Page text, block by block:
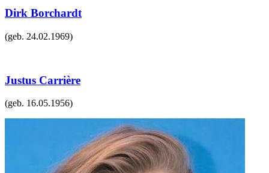
Dirk Borchardt
(geb. 24.02.1969)
Justus Carrière
(geb. 16.05.1956)